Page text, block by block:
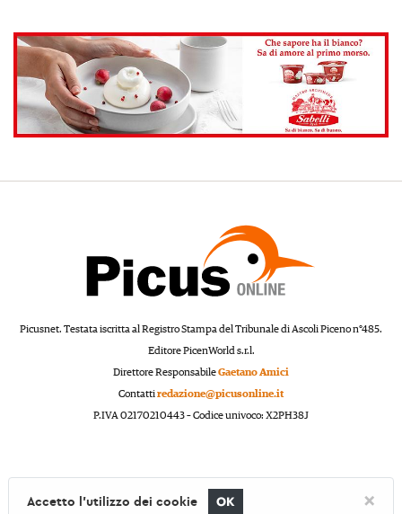
Picusnet. Testata iscritta al Registro Stampa del Tribunale di Ascoli Piceno n°485.
Editore PicenWorld s.r.l.
Direttore ResponsabileGaetano Amici
Contattiredazione@picusonline.it
P.IVA 02170210443 – Codice univoco: X2PH38J
Accetto l'utilizzo dei cookie OK ×